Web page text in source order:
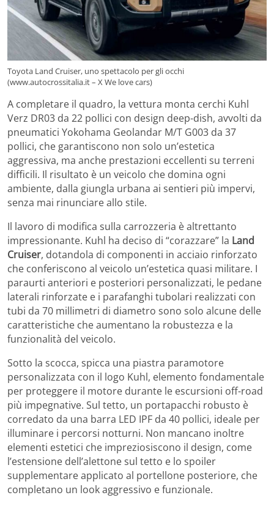
Toyota Land Cruiser, uno spettacolo per gli occhi
(www.autocrossitalia.it – X We love cars)
A completare il quadro, la vettura monta cerchi Kuhl
Verz DR03 da 22 pollici con design deep-dish, avvolti da
pneumatici Yokohama Geolandar M/T G003 da 37
pollici, che garantiscono non solo un’estetica
aggressiva, ma anche prestazioni eccellenti su terreni
difficili. Il risultato è un veicolo che domina ogni
ambiente, dalla giungla urbana ai sentieri più impervi,
senza mai rinunciare allo stile.
Il lavoro di modifica sulla carrozzeria è altrettanto
impressionante. Kuhl ha deciso di “corazzare” la Land
Cruiser, dotandola di componenti in acciaio rinforzato
che conferiscono al veicolo un’estetica quasi militare. I
paraurti anteriori e posteriori personalizzati, le pedane
laterali rinforzate e i parafanghi tubolari realizzati con
tubi da 70 millimetri di diametro sono solo alcune delle
caratteristiche che aumentano la robustezza e la
funzionalità del veicolo.
Sotto la scocca, spicca una piastra paramotore
personalizzata con il logo Kuhl, elemento fondamentale
per proteggere il motore durante le escursioni off-road
più impegnative. Sul tetto, un portapacchi robusto è
corredato da una barra LED IPF da 40 pollici, ideale per
illuminare i percorsi notturni. Non mancano inoltre
elementi estetici che impreziosiscono il design, come
l’estensione dell’alettone sul tetto e lo spoiler
supplementare applicato al portellone posteriore, che
completano un look aggressivo e funzionale.